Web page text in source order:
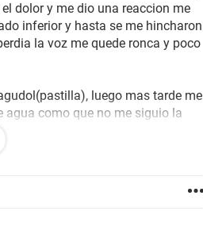
dolor y me dio una reaccion me
inferior y hasta se me hincharon
la voz me quede ronca y poco
luego mas tarde me
como que no me siguio la
de niños y dolgenal y no me